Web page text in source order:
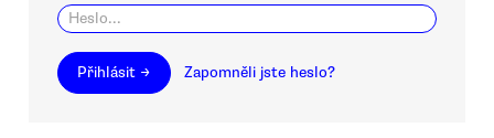
Přihlásit → Zapomněli jste heslo?